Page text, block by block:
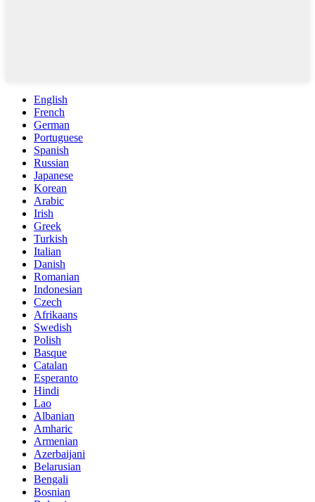
English
French
German
Portuguese
Spanish
Russian
Japanese
Korean
Arabic
Irish
Greek
Turkish
Italian
Danish
Romanian
Indonesian
Czech
Afrikaans
Swedish
Polish
Basque
Catalan
Esperanto
Hindi
Lao
Albanian
Amharic
Armenian
Azerbaijani
Belarusian
Bengali
Bosnian